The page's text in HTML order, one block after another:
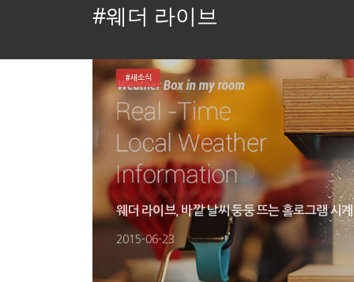
#웨더 라이브
웨더 라이브, 바깥 날씨 둥둥 뜨는 홀로그램 시계
2015-06-23
#새소식